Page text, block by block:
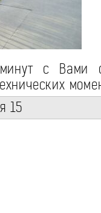
с Вами
15